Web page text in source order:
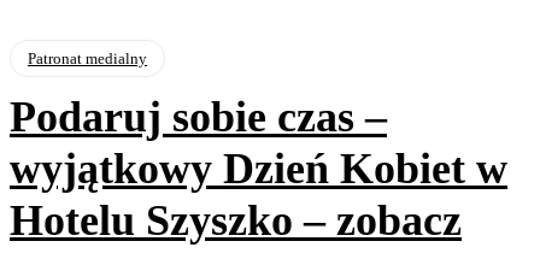
Patronat medialny
Podaruj sobie czas –
wyjątkowy Dzień Kobiet w
Hotelu Szyszko – zobacz